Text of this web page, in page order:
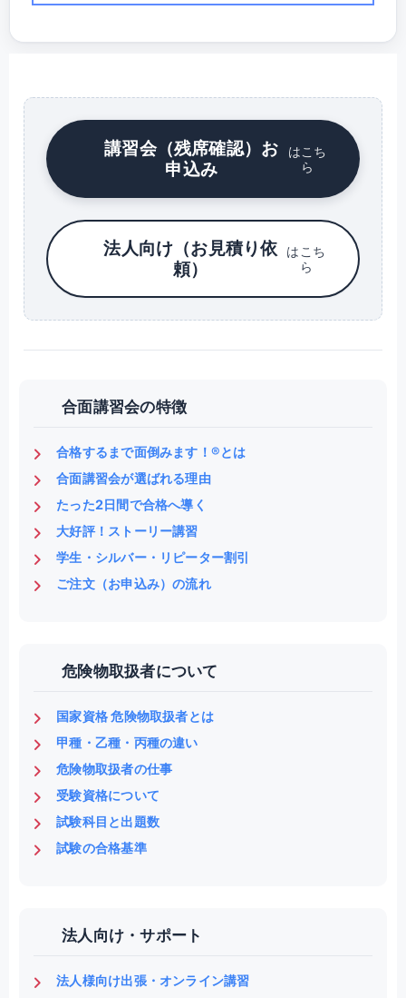
講習会（残席確認）お
申込み
はこち
ら
法人向け（お見積り依
頼）
はこち
ら
合面講習会の特徴
合格するまで面倒みます！®とは
合面講習会が選ばれる理由
たった2日間で合格へ導く
大好評！ストーリー講習
学生・シルバー・リピーター割引
ご注文（お申込み）の流れ
危険物取扱者について
国家資格 危険物取扱者とは
甲種・乙種・丙種の違い
危険物取扱者の仕事
受験資格について
試験科目と出題数
試験の合格基準
法人向け・サポート
法人様向け出張・オンライン講習